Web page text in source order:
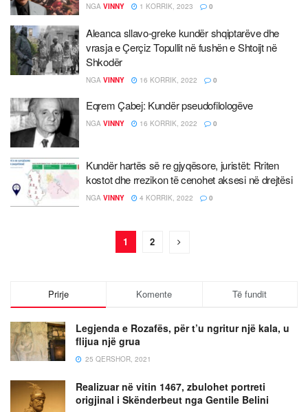
NGA VINNY 1 KORRIK, 2023 0
Aleanca sllavo-greke kundër shqiptarëve dhe
vrasja e Çerçiz Topullit në fushën e Shtoijt në
Shkodër
NGA VINNY 16 KORRIK, 2022 0
Eqrem Çabej: Kundër pseudofilologëve
NGA VINNY 16 KORRIK, 2022 0
Kundër hartës së re gjyqësore, juristët: Rriten
kostot dhe rrezikon të cenohet aksesi në drejtësi
NGA VINNY 4 KORRIK, 2022 0
1 2
Prirje Komente Të fundit
Legjenda e Rozafës, për t’u ngritur një kala, u
flijua një grua
25 QERSHOR, 2021
Realizuar në vitin 1467, zbulohet portreti
origjinal i Skënderbeut nga Gentile Belini